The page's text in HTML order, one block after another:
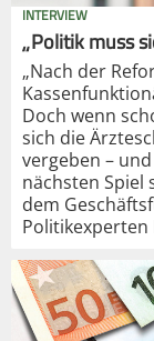
INTERVIEW
„Politik muss
„Nach der
Doch wenn
sich die
vergeben –
nächsten Spiel
dem